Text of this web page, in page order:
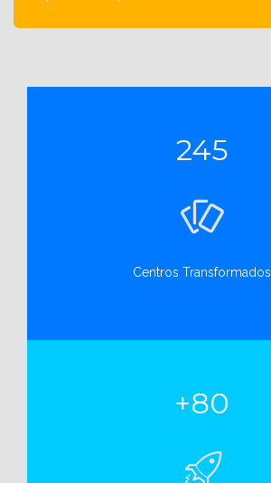
245
Centros Transformados
+80